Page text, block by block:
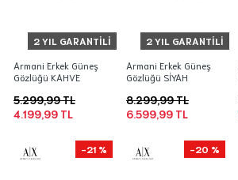
2 YIL GARANTILI
Armani Erkek Güneş
Gözlüğü KAHVE
4.199,99 TL
5.299,99 TL
2 YIL GARANTILI
Armani Erkek Güneş
Gözlüğü SİYAH
6.599,99 TL
8.299,99 TL
-21 % -20 %